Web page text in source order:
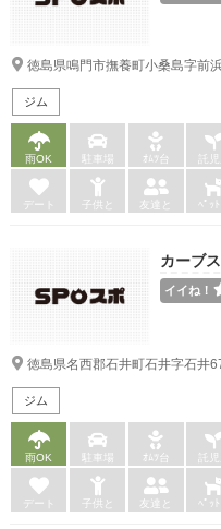
徳島県鳴門市撫養町小桑島字前
ジム
雨OK 駐車場 ｵﾑﾂ台 託児
デート 子供と 友達と ﾍﾟｯ
カーブ
イイね！
徳島県名西郡石井町石井字石井
ジム
雨OK 駐車場 ｵﾑﾂ台 託
デート 子供と 友達と ﾍﾟｯ